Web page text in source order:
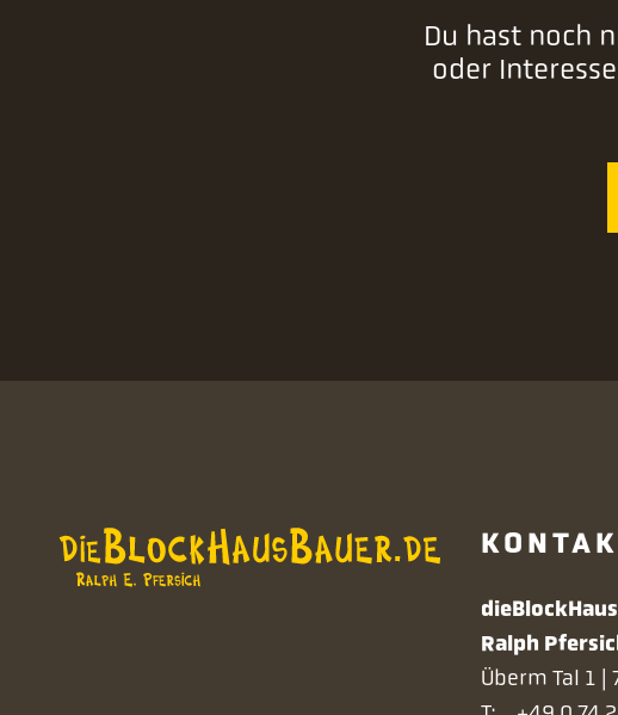
Du hast noch
oder
Ralph
Überm Tal 1 |